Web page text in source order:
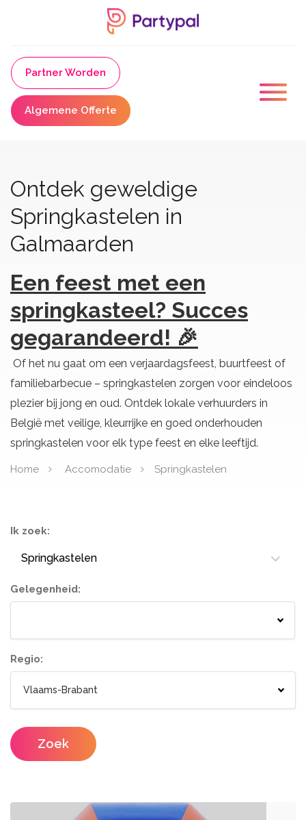
Partner Worden
Algemene Offerte
Ontdek geweldige
Springkastelen in
Galmaarden
Een feest met een
springkasteel? Succes
gegarandeerd! 🎉
Of het nu gaat om een verjaardagsfeest, buurtfeest of
familiebarbecue – springkastelen zorgen voor eindeloos
plezier bij jong en oud. Ontdek lokale verhuurders in
België met veilige, kleurrijke en goed onderhouden
springkastelen voor elk type feest en elke leeftijd.
Home Accomodatie Springkastelen
Ik zoek:
Springkastelen
Tenten
Wc wagen
Lichtletters
Make-up artist
Haarstylisten
Gelegenheid:
Regio:
Zoek